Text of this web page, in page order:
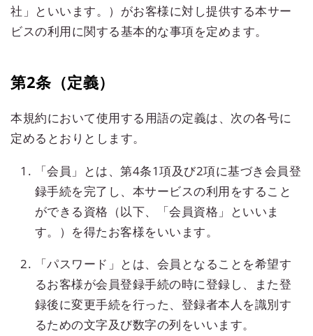
社」といいます。）がお客様に対し提供する本サー
ビスの利用に関する基本的な事項を定めます。
第2条（定義）
本規約において使用する用語の定義は、次の各号に
定めるとおりとします。
「会員」とは、第4条1項及び2項に基づき会員登
録手続を完了し、本サービスの利用をすること
ができる資格（以下、「会員資格」といいま
す。）を得たお客様をいいます。
「パスワード」とは、会員となることを希望す
るお客様が会員登録手続の時に登録し、また登
録後に変更手続を行った、登録者本人を識別す
るための文字及び数字の列をいいます。